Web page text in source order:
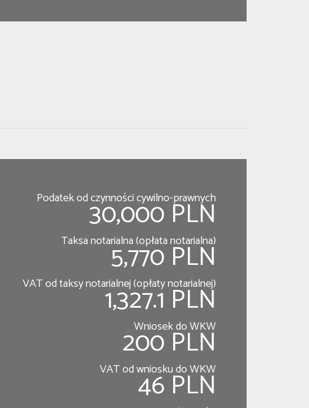
Podatek od czynności cywilno-prawnych
30,000 PLN
Taksa notarialna (opłata notarialna)
5,770 PLN
VAT od taksy notarialnej (opłaty notarialnej)
1,327.1 PLN
Wniosek do WKW
200 PLN
VAT od wniosku do WKW
46 PLN